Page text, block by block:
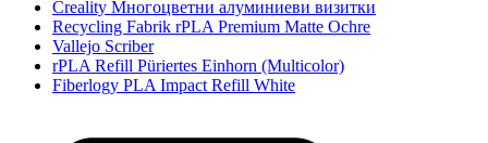
Creality Многоцветни алуминиеви визитки
Recycling Fabrik rPLA Premium Matte Ochre
Vallejo Scriber
rPLA Refill Püriertes Einhorn (Multicolor)
Fiberlogy PLA Impact Refill White